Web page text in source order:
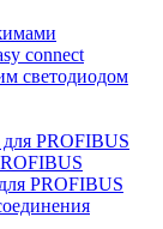
connect
светодиодом
PROFIBUS
PROFIBUS